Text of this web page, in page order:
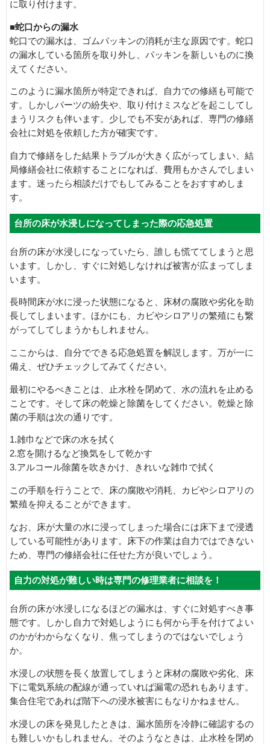
に取り付けます。
■蛇口からの漏水
蛇口での漏水は、ゴムパッキンの消耗が主な原因です。蛇口
の漏水している箇所を取り外し、パッキンを新しいものに換
えてください。
このように漏水箇所が特定できれば、自力での修繕も可能で
す。しかしパーツの紛失や、取り付けミスなどを起こしてし
まうリスクも伴います。少しでも不安があれば、専門の修繕
会社に対処を依頼した方が確実です。
自力で修繕をした結果トラブルが大きく広がってしまい、結
局修繕会社に依頼することになれば、費用もかさんでしまい
ます。迷ったら相談だけでもしてみることをおすすめしま
す。
台所の床が水浸しになってしまった際の応急処置
台所の床が水浸しになっていたら、誰しも慌ててしまうと思
います。しかし、すぐに対処しなければ被害が広まってしま
います。
長時間床が水に浸った状態になると、床材の腐敗や劣化を助
長してしまいます。ほかにも、カビやシロアリの繁殖にも繋
がってしてしまうかもしれません。
ここからは、自分でできる応急処置を解説します。万が一に
備え、ぜひチェックしてみてください。
最初にやるべきことは、止水栓を閉めて、水の流れを止める
ことです。そして床の乾燥と除菌をしてください。乾燥と除
菌の手順は次の通りです。
1.雑巾などで床の水を拭く
2.窓を開けるなど換気をして乾かす
3.アルコール除菌を吹きかけ、きれいな雑巾で拭く
この手順を行うことで、床の腐敗や消耗、カビやシロアリの
繁殖を抑えることができます。
なお、床が大量の水に浸ってしまった場合には床下まで浸透
している可能性があります。床下の作業は自力ではできない
ため、専門の修繕会社に任せた方が良いでしょう。
自力の対処が難しい時は専門の修理業者に相談を！
台所の床が水浸しになるほどの漏水は、すぐに対処すべき事
態です。しかし自力で対処しようにも何から手を付けてよい
のかがわからなくなり、焦ってしまうのではないでしょう
か。
水浸しの状態を長く放置してしまうと床材の腐敗や劣化、床
下に電気系統の配線が通っていれば漏電の恐れもあります。
集合住宅であれば階下への浸水被害にもなりかねません。
水浸しの床を発見したときは、漏水箇所を冷静に確認するの
も難しいかもしれません。そのようなときは、止水栓を閉め